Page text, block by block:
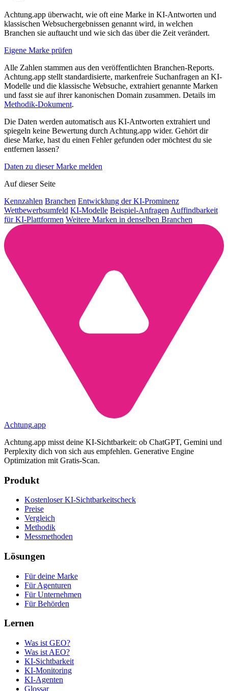
Achtung.app überwacht, wie oft eine Marke in KI-Antworten und
klassischen Websuchergebnissen genannt wird, in welchen
Branchen sie auftaucht und wie sich das über die Zeit verändert.
Eigene Marke prüfen
Alle Zahlen stammen aus den veröffentlichten Branchen-Reports.
Achtung.app stellt standardisierte, markenfreie Suchanfragen an KI-
Modelle und die klassische Websuche, extrahiert genannte Marken
und fasst sie auf ihrer kanonischen Domain zusammen. Details im
Methodik-Dokument.
Die Daten werden automatisch aus KI-Antworten extrahiert und
spiegeln keine Bewertung durch Achtung.app wider. Gehört dir
diese Marke, hast du einen Fehler gefunden oder möchtest du sie
entfernen lassen?
Daten zu dieser Marke melden
Auf dieser Seite
Kennzahlen Branchen Entwicklung der KI-Prominenz
Wettbewerbsumfeld KI-Modelle Beispiel-Anfragen Auffindbarkeit
für KI-Plattformen Weitere Marken in denselben Branchen
Achtung.app
Achtung.app misst deine KI-Sichtbarkeit: ob ChatGPT, Gemini und
Perplexity dich von sich aus empfehlen. Generative Engine
Optimization mit Gratis-Scan.
Produkt
Kostenloser KI-Sichtbarkeitscheck
Preise
Vergleich
Methodik
Messmethoden
Lösungen
Für deine Marke
Für Agenturen
Für Unternehmen
Für Behörden
Lernen
Was ist GEO?
Was ist AEO?
KI-Sichtbarkeit
KI-Monitoring
KI-Agenten
Glossar